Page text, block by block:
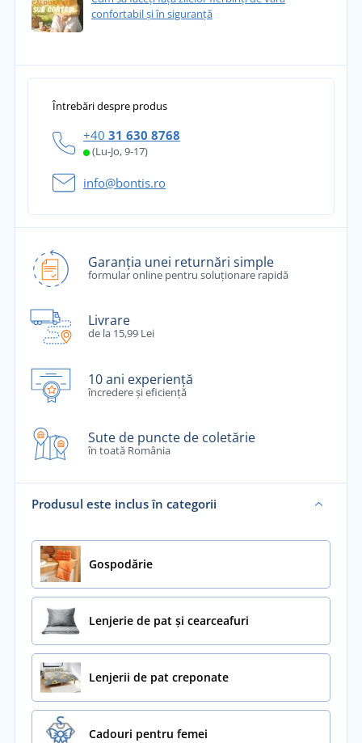
confortabil și în siguranță
Întrebări despre produs
+40 31 630 8768
(Lu-Jo, 9-17)
info@bontis.ro
Garanția unei returnări simple
formular online pentru soluționare rapidă
Livrare
de la 15,99 Lei
10 ani experiență
încredere și eficiență
Sute de puncte de coletărie
în toată România
Produsul este inclus în categorii
Gospodărie
Lenjerie de pat și cearceafuri
Lenjerii de pat creponate
Cadouri pentru femei